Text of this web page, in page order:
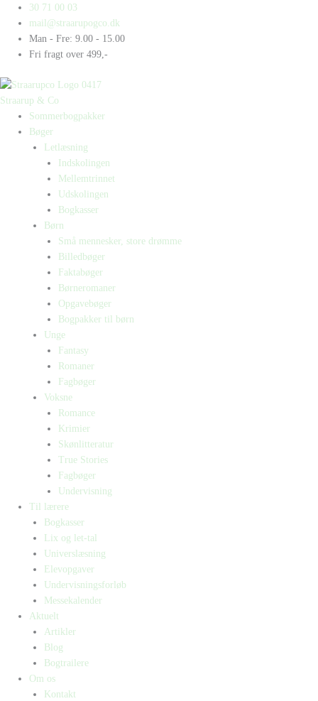
indholdet
30 71 00 03
mail@straarupogco.dk
Man - Fre: 9.00 - 15.00
Fri fragt over 499,-
Straarup & Co
Sommerbogpakker
Bøger
Letlæsning
Indskolingen
Mellemtrinnet
Udskolingen
Bogkasser
Børn
Små mennesker, store drømme
Billedbøger
Faktabøger
Børneromaner
Opgavebøger
Bogpakker til børn
Unge
Fantasy
Romaner
Fagbøger
Voksne
Romance
Krimier
Skønlitteratur
True Stories
Fagbøger
Undervisning
Til lærere
Bogkasser
Lix og let-tal
Universlæsning
Elevopgaver
Undervisningsforløb
Messekalender
Aktuelt
Artikler
Blog
Bogtrailere
Om os
Kontakt
Products
search
Products
search